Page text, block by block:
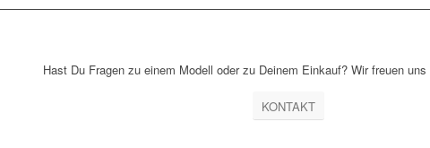
Hast Du Fragen zu einem Modell oder zu Deinem Einkauf? Wir freuen
KONTAKT